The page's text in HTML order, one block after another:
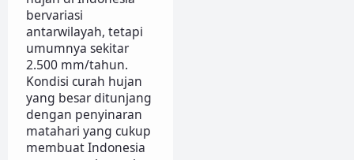
bervariasi
antarwilayah, tetapi
umumnya sekitar
2.500 mm/tahun.
Kondisi curah hujan
yang besar ditunjang
dengan penyinaran
matahari yang cukup
membuat Indonesia